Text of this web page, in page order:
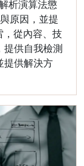
析演算法懲
原因，並提
，從內容、技
提供自我檢測
提供解決方